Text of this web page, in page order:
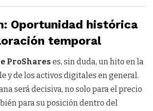
Oportunidad histórica
temporal
ProShares es, sin duda, un hito en la
y de los activos digitales en general.
será decisiva, no solo para el precio
para su posición dentro del